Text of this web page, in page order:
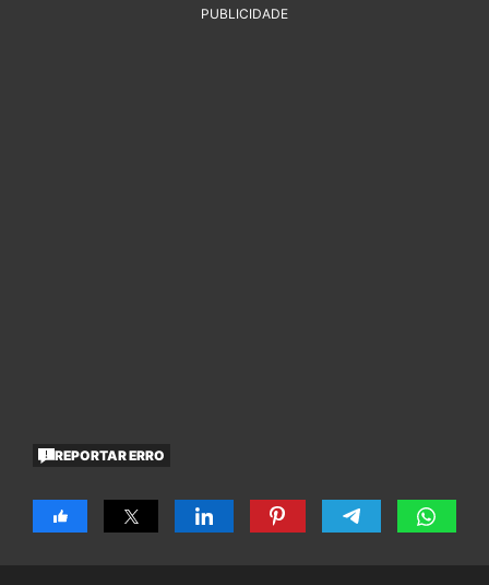
PUBLICIDADE
REPORTAR ERRO